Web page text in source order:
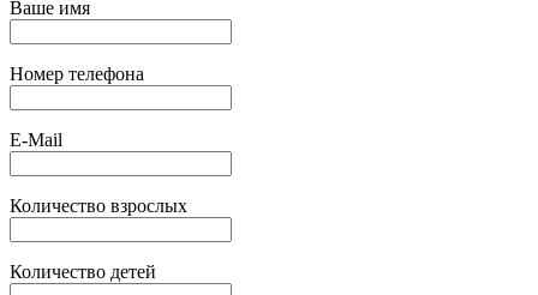
Ваше имя
Номер телефона
E-Mail
Количество взрослых
Количество детей